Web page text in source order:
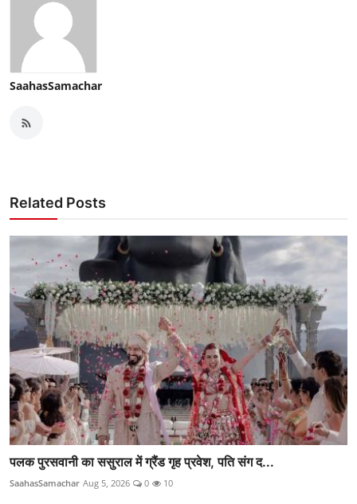
SaahasSamachar
Related Posts
पलक पुरसवानी का ससुराल में ग्रैंड गृह प्रवेश, पति संग द...
SaahasSamachar Aug 5, 2026 0 10